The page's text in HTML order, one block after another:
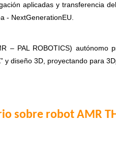
aplicadas y transferencia
- NextGenerationEU.
PAL ROBOTICS) autónomo
y diseño 3D, proyectando para
sobre robot AMR